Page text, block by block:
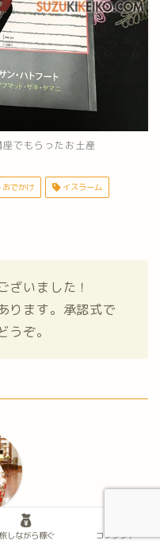
でもらったお土産
おでかけ イスラーム
ざいました！
ります。承認式で
ぞ。
旅しながら稼ぐ コンタクト